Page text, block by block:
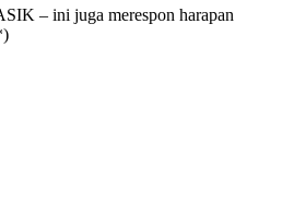
– ini juga merespon harapan